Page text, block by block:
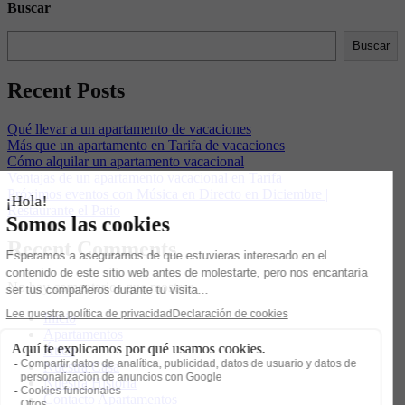
Buscar
Buscar
Recent Posts
Qué llevar a un apartamento de vacaciones
Más que un apartamento en Tarifa de vacaciones
Cómo alquilar un apartamento vacacional
Próximos eventos con Música en Directo en Diciembre |
Restaurante el Patio
Recent Comments
No hay comentarios que mostrar.
Inicio
Apartamentos
Ático
Nuestra Casa
Nuestra Historia
Contacto Apartamentos